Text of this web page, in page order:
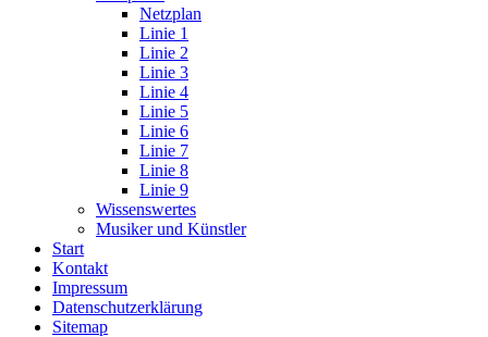
Netzplan
Linie 1
Linie 2
Linie 3
Linie 4
Linie 5
Linie 6
Linie 7
Linie 8
Linie 9
Wissenswertes
Musiker und Künstler
Start
Kontakt
Impressum
Datenschutz­erklärung
Sitemap